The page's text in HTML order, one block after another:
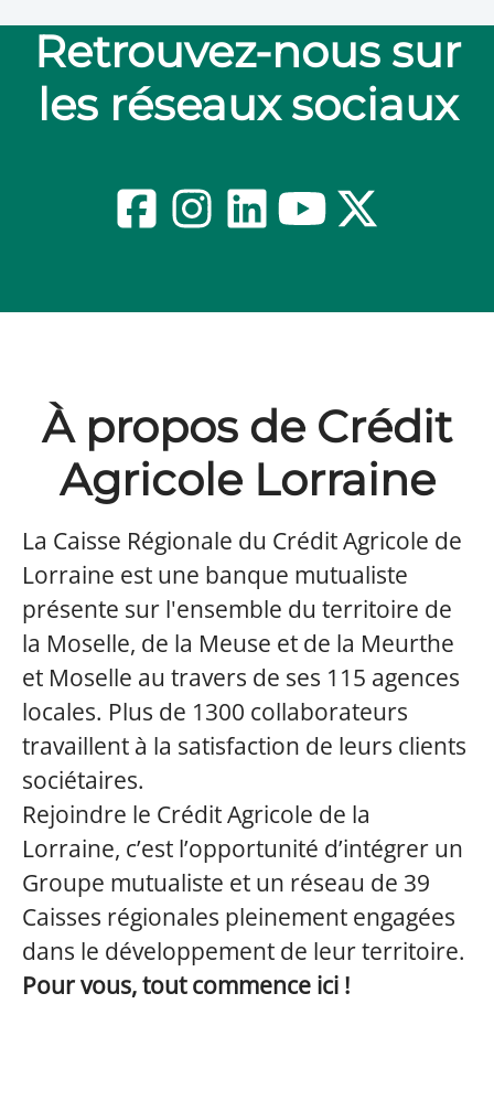
Retrouvez-nous sur
les réseaux sociaux
À propos de Crédit
Agricole Lorraine
La Caisse Régionale du Crédit Agricole de
Lorraine est une banque mutualiste
présente sur l'ensemble du territoire de
la Moselle, de la Meuse et de la Meurthe
et Moselle au travers de ses 115 agences
locales. Plus de 1300 collaborateurs
travaillent à la satisfaction de leurs clients
sociétaires.
Rejoindre le Crédit Agricole de la
Lorraine, c’est l’opportunité d’intégrer un
Groupe mutualiste et un réseau de 39
Caisses régionales pleinement engagées
dans le développement de leur territoire.
Pour vous, tout commence ici !